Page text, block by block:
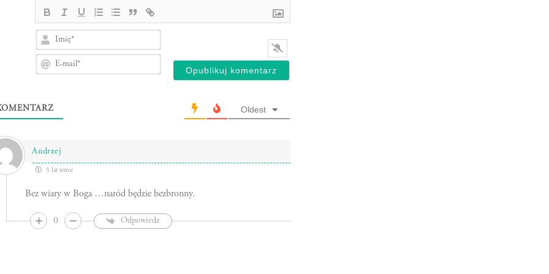
mail*
Oldest
Andrzej
5 lat temu
Bez wiary w Boga …naród będzie bezbronny.
0 Odpowiedz